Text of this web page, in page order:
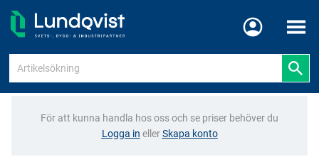
Meny
För att kunna handla hos oss och se priser behöver du
Logga in ellerSkapa konto